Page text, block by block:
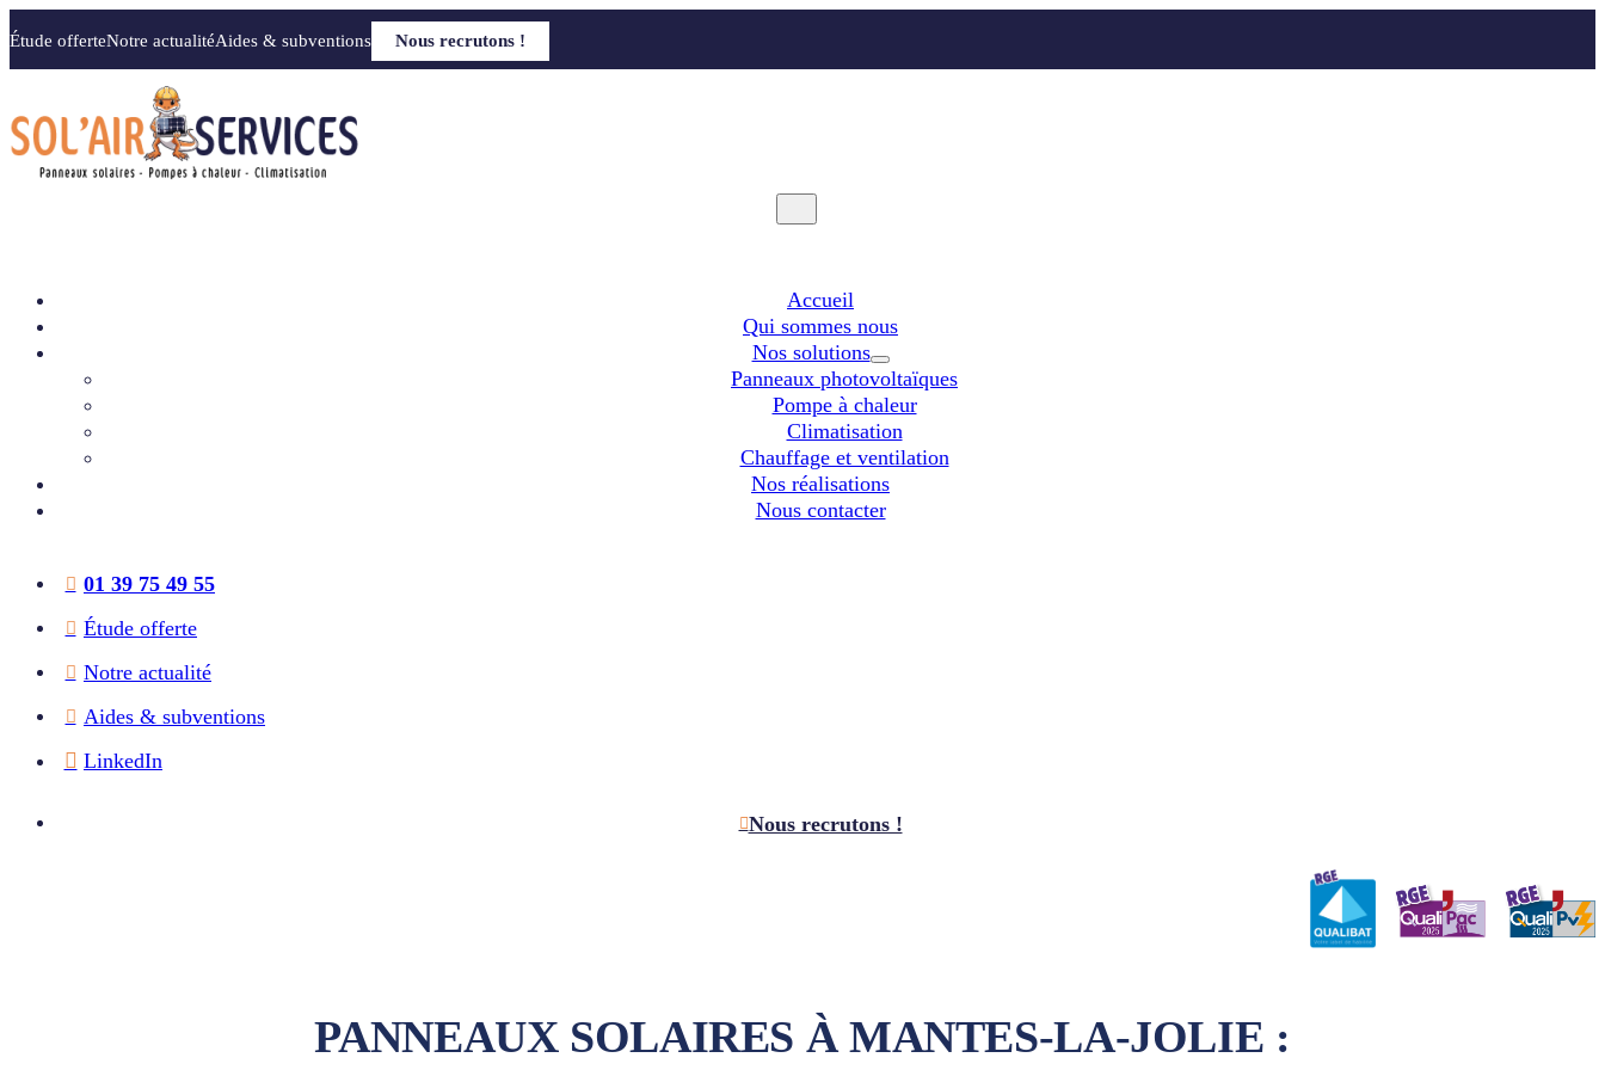
Étude offerteNotre actualitéAides & subventions Nous recrutons !
Accueil
Qui sommes nous
Nos solutions
Panneaux photovoltaïques
Pompe à chaleur
Climatisation
Chauffage et ventilation
Nos réalisations
Nous contacter
01 39 75 49 55
Étude offerte
Notre actualité
Aides & subventions
LinkedIn
Nous recrutons !
PANNEAUX SOLAIRES À MANTES-LA-JOLIE :